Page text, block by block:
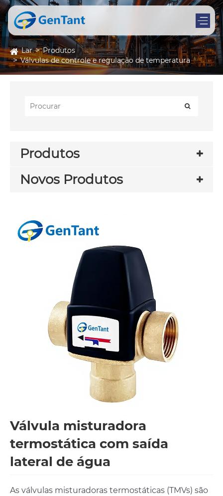
Lar
Produtos
Válvulas de controle e regulação de temperatura
Produtos
Novos Produtos
Válvula misturadora
termostática com saída
lateral de água
As válvulas misturadoras termostáticas (TMVs) são